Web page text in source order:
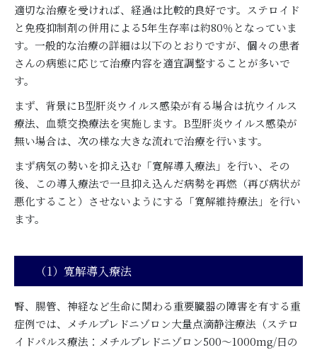
適切な治療を受ければ、経過は比較的良好です。ステロイド
と免疫抑制剤の併用による5年生存率は約80％となっていま
す。一般的な治療の詳細は以下のとおりですが、個々の患者
さんの病態に応じて治療内容を適宜調整することが多いで
す。
まず、背景にB型肝炎ウイルス感染が有る場合は抗ウイルス
療法、血漿交換療法を実施します。B型肝炎ウイルス感染が
無い場合は、次の様な大きな流れで治療を行います。
まず病気の勢いを抑え込む「寛解導入療法」を行い、その
後、この導入療法で一旦抑え込んだ病勢を再燃（再び病状が
悪化すること）させないようにする「寛解維持療法」を行い
ます。
（1）寛解導入療法
腎、腸管、神経など生命に関わる重要臓器の障害を有する重
症例では、メチルプレドニゾロン大量点滴静注療法（ステロ
イドパルス療法：メチルプレドニゾロン500～1000mg/日の